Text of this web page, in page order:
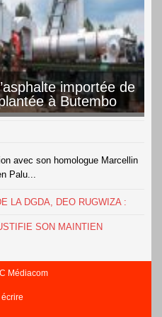
22°
importée de
à Butembo
avec son homologue Marcellin
Palu...
LA DGDA, DEO RUGWIZA :
SON MAINTIEN
Médiacom